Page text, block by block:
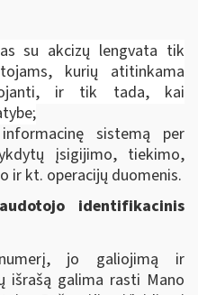
su akcizų lengvata tik
kurių atitinkama
ir tik tada, kai
sistemą per
įsigijimo, tiekimo,
ir kt. operacijų duomenis.
identifikacinis
jo galiojimą ir
išrašą galima rasti Mano